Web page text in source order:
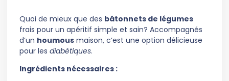
Quoi de mieux que des bâtonnets de légumes
frais pour un apéritif simple et sain? Accompagnés
d’un houmous maison, c’est une option délicieuse
pour les diabétiques.
Ingrédients nécessaires :